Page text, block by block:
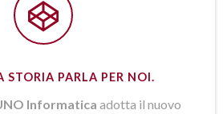
STORIA PARLA PER NOI.
Informatica adotta il nuovo